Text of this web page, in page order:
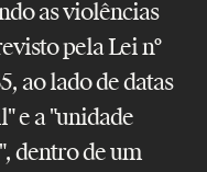
as violências
pela Lei nº
ao lado de datas
e a "unidade
dentro de um